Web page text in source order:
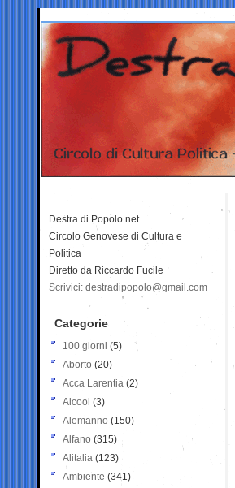
Destra di Popolo.net
Circolo Genovese di Cultura e
Politica
Diretto da Riccardo Fucile
Scrivici: destradipopolo@gmail.com
Categorie
100 giorni (5)
Aborto (20)
Acca Larentia (2)
Alcool (3)
Alemanno (150)
Alfano (315)
Alitalia (123)
Ambiente (341)